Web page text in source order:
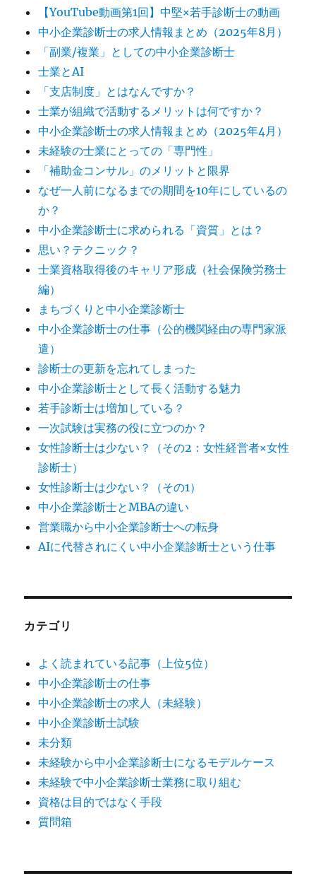
【YouTube動画第1回】中堅×若手診断士の動画
中小企業診断士の求人情報まとめ（2025年8月）
「副業/複業」としての中小企業診断士
士業とAI
「支店制度」とはなんですか？
士業が組織で活動するメリットは何ですか？
中小企業診断士の求人情報まとめ（2025年4月）
未経験の士業にとっての「専門性」
「補助金コンサル」のメリットと限界
なぜ一人前になるまでの期間を10年にしているの
か？
中小企業診断士に求められる「資質」とは？
思い？テクニック？
士業資格取得後のキャリア形成（社会保険労務士
編）
まちづくりと中小企業診断士
中小企業診断士の仕事（公的機関経由の専門家派
遣）
診断士の更新を忘れてしまった
中小企業診断士として長く活動する魅力
若手診断士は増加している？
一次試験は実務の役に立つのか？
女性診断士は少ない？（その2：女性経営者×女性
診断士）
女性診断士は少ない？（その1）
中小企業診断士とMBAの違い
営業職から中小企業診断士への転身
AIに代替されにくい中小企業診断士という仕事
カテゴリ
よく読まれている記事（上位5位）
中小企業診断士の仕事
中小企業診断士の求人（未経験）
中小企業診断士試験
未分類
未経験から中小企業診断士になるモデルケース
未経験で中小企業診断士業務に取り組む
資格は目的ではなく手段
質問箱